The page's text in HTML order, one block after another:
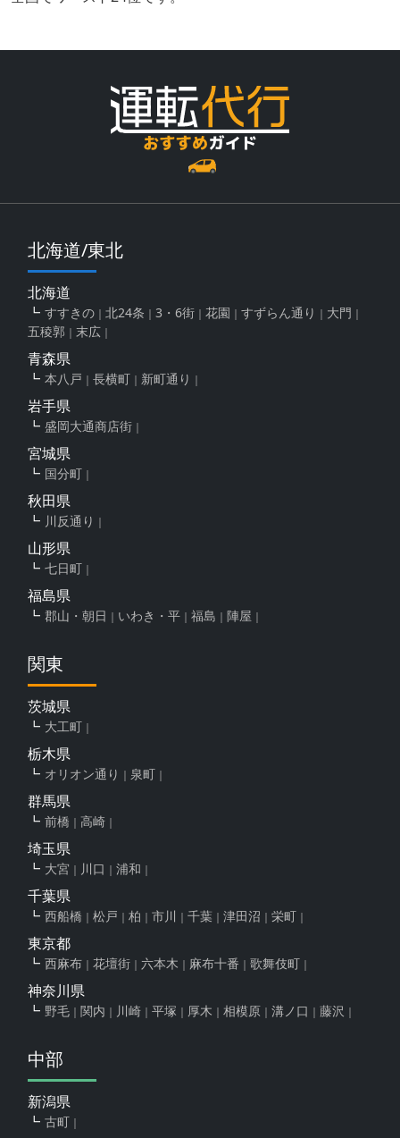
北海道/東北
北海道
すすきの 北24条 3・6街 花園 すずらん通り
大門
五稜郭
末広
青森県
本八戸 長横町 新町通り
岩手県
盛岡大通商店街
宮城県
国分町
秋田県
川反通り
山形県
七日町
福島県
郡山・朝日 いわき・平 福島 陣屋
関東
茨城県
大工町
栃木県
オリオン通り 泉町
群馬県
前橋 高崎
埼玉県
大宮 川口 浦和
千葉県
西船橋 松戸 柏 市川 千葉 津田沼 栄町
東京都
西麻布 花壇街 六本木 麻布十番 歌舞伎町
神奈川県
野毛 関内 川崎 平塚 厚木 相模原 溝ノ口 藤沢
中部
新潟県
古町